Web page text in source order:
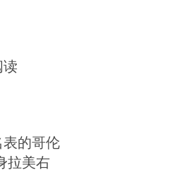
表的哥伦
拉美右